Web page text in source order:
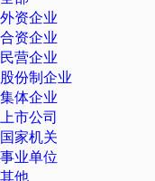
外资企业
合资企业
民营企业
股份制企业
集体企业
上市公司
国家机关
事业单位
其他